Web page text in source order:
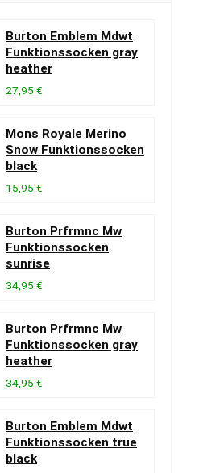
Burton Emblem Mdwt
Funktionssocken gray
heather
27,95 €
Mons Royale Merino
Snow Funktionssocken
black
15,95 €
Burton Prfrmnc Mw
Funktionssocken
sunrise
34,95 €
Burton Prfrmnc Mw
Funktionssocken gray
heather
34,95 €
Burton Emblem Mdwt
Funktionssocken true
black